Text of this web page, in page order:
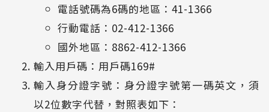
電話號碼為6碼的地區：41-1366
行動電話：02-412-1366
國外地區：8862-412-1366
輸入用戶碼：用戶碼169#
輸入身分證字號：身分證字號第一碼英文，須
以2位數字代替，對照表如下：